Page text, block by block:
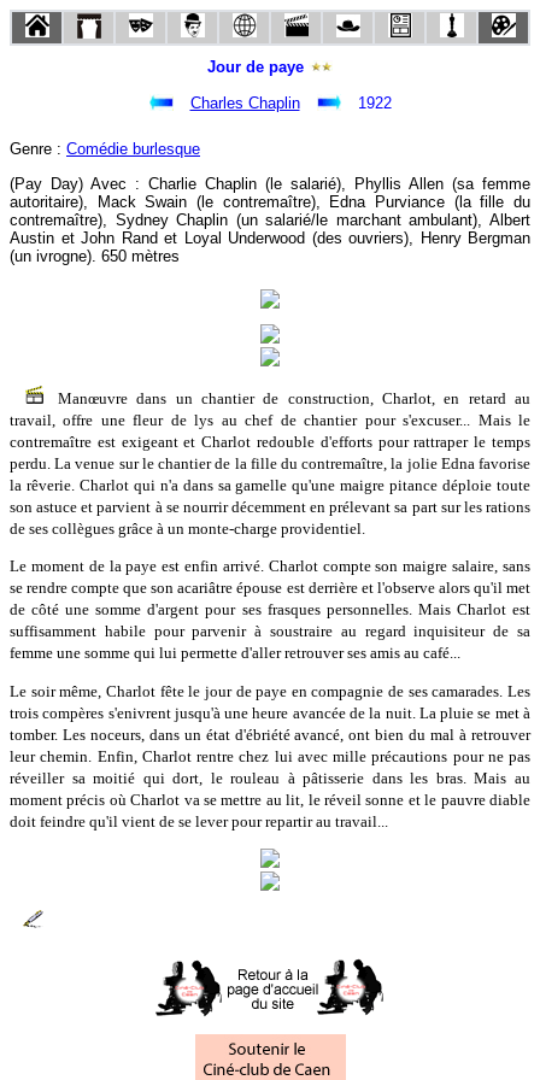
Jour de paye
Charles Chaplin
1922
Genre : Comédie burlesque
(Pay Day) Avec : Charlie Chaplin (le salarié), Phyllis Allen (sa femme
autoritaire), Mack Swain (le contremaître), Edna Purviance (la fille du
contremaître), Sydney Chaplin (un salarié/le marchant ambulant), Albert
Austin et John Rand et Loyal Underwood (des ouvriers), Henry Bergman
(un ivrogne). 650 mètres
Manœuvre dans un chantier de construction, Charlot, en retard au
travail, offre une fleur de lys au chef de chantier pour s'excuser... Mais le
contremaître est exigeant et Charlot redouble d'efforts pour rattraper le temps
perdu. La venue sur le chantier de la fille du contremaître, la jolie Edna favorise
la rêverie. Charlot qui n'a dans sa gamelle qu'une maigre pitance déploie toute
son astuce et parvient à se nourrir décemment en prélevant sa part sur les rations
de ses collègues grâce à un monte-charge providentiel.
Le moment de la paye est enfin arrivé. Charlot compte son maigre salaire, sans
se rendre compte que son acariâtre épouse est derrière et l'observe alors qu'il met
de côté une somme d'argent pour ses frasques personnelles. Mais Charlot est
suffisamment habile pour parvenir à soustraire au regard inquisiteur de sa
femme une somme qui lui permette d'aller retrouver ses amis au café...
Le soir même, Charlot fête le jour de paye en compagnie de ses camarades. Les
trois compères s'enivrent jusqu'à une heure avancée de la nuit. La pluie se met à
tomber. Les noceurs, dans un état d'ébriété avancé, ont bien du mal à retrouver
leur chemin. Enfin, Charlot rentre chez lui avec mille précautions pour ne pas
réveiller sa moitié qui dort, le rouleau à pâtisserie dans les bras. Mais au
moment précis où Charlot va se mettre au lit, le réveil sonne et le pauvre diable
doit feindre qu'il vient de se lever pour repartir au travail...